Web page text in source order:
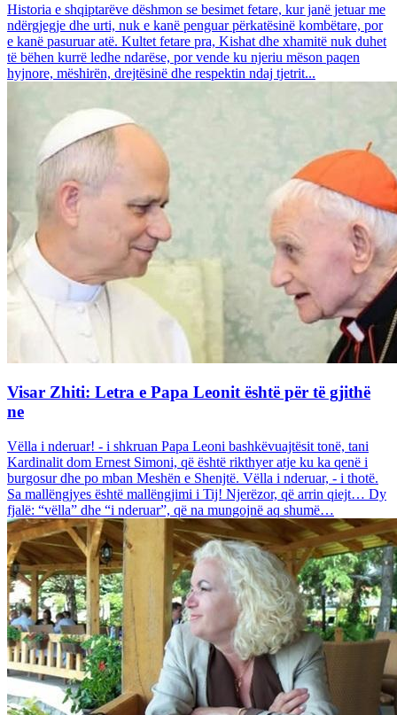
Historia e shqiptarëve dëshmon se besimet fetare, kur janë jetuar me
ndërgjegje dhe urti, nuk e kanë penguar përkatësinë kombëtare, por
e kanë pasuruar atë. Kultet fetare pra, Kishat dhe xhamitë nuk duhet
të bëhen kurrë ledhe ndarëse, por vende ku njeriu mëson paqen
hyjnore, mëshirën, drejtësinë dhe respektin ndaj tjetrit...
Visar Zhiti: Letra e Papa Leonit është për të gjithë
ne
Vëlla i nderuar! - i shkruan Papa Leoni bashkëvuajtësit tonë, tani
Kardinalit dom Ernest Simoni, që është rikthyer atje ku ka qenë i
burgosur dhe po mban Meshën e Shenjtë. Vëlla i nderuar, - i thotë.
Sa mallëngjyes është mallëngjimi i Tij! Njerëzor, që arrin qiejt… Dy
fjalë: “vëlla” dhe “i nderuar”, që na mungojnë aq shumë…